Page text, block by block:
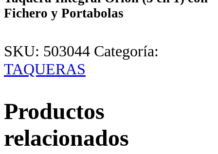
Fichero y Portabolas
SKU: 503044 Categoría:
TAQUERAS
Productos
relacionados